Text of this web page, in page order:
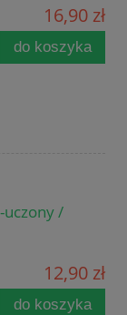
16,90 zł
do koszyka
uczony /
12,90 zł
do koszyka